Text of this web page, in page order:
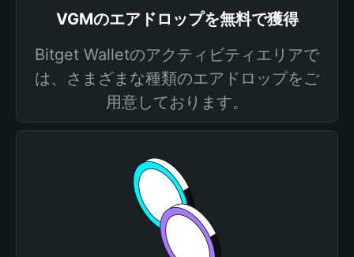
VGMのエアドロップを無料で獲得
Bitget Walletのアクティビティエリアで
は、さまざまな種類のエアドロップをご
用意しております。